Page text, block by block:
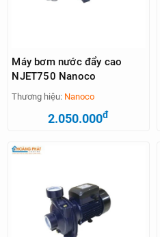
Máy bơm nước đẩy cao
NJET750 Nanoco
Thương hiệu: Nanoco
2.050.000đ